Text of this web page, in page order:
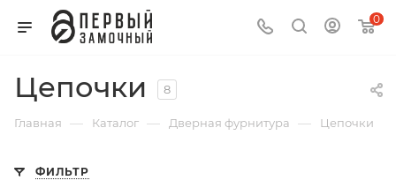
0
Цепочки 8
Главная — Каталог — Дверная фурнитура — Цепочки
ФИЛЬТР